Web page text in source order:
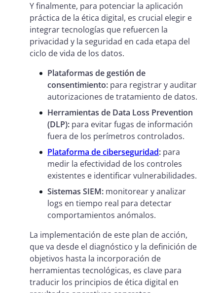
Y finalmente, para potenciar la aplicación
práctica de la ética digital, es crucial elegir e
integrar tecnologías que refuercen la
privacidad y la seguridad en cada etapa del
ciclo de vida de los datos.
Plataformas de gestión de
consentimiento: para registrar y auditar
autorizaciones de tratamiento de datos.
Herramientas de Data Loss Prevention
(DLP): para evitar fugas de información
fuera de los perímetros controlados.
Plataforma de ciberseguridad: para
medir la efectividad de los controles
existentes e identificar vulnerabilidades.
Sistemas SIEM: monitorear y analizar
logs en tiempo real para detectar
comportamientos anómalos.
La implementación de este plan de acción,
que va desde el diagnóstico y la definición de
objetivos hasta la incorporación de
herramientas tecnológicas, es clave para
traducir los principios de ética digital en